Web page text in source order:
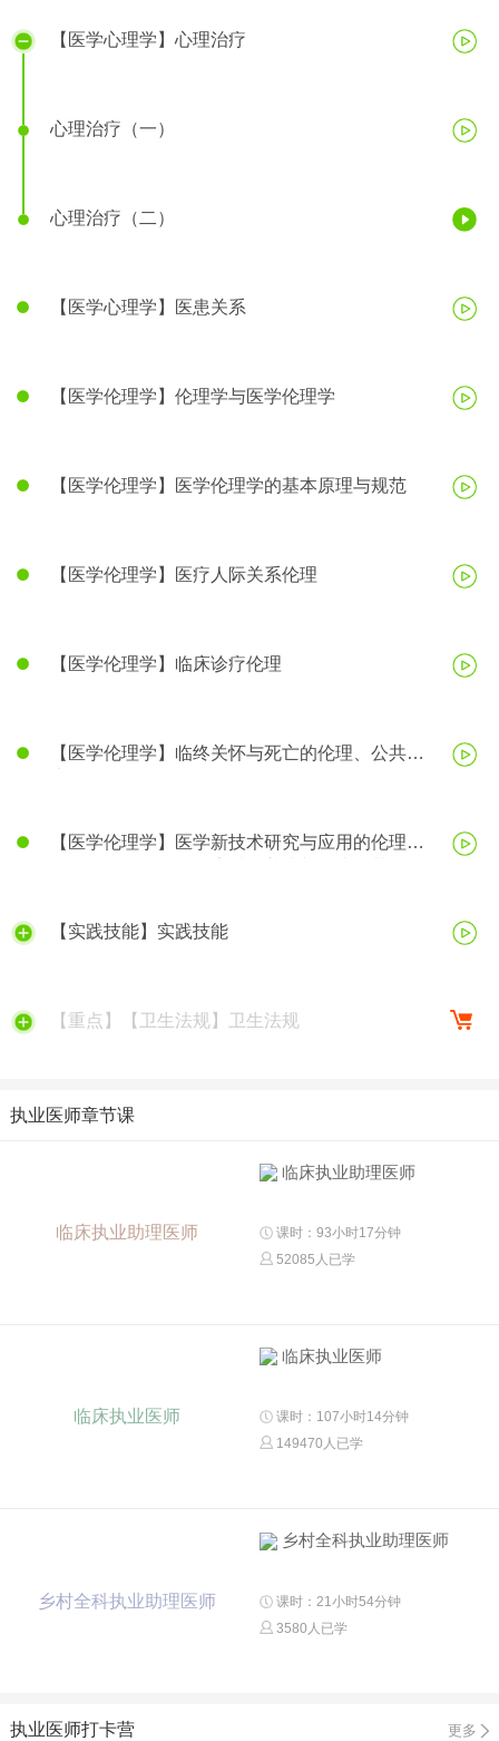
【医学心理学】心理治疗
心理治疗（一）
心理治疗（二）
【医学心理学】医患关系
【医学伦理学】伦理学与医学伦理学
【医学伦理学】医学伦理学的基本原理与规范
【医学伦理学】医疗人际关系伦理
【医学伦理学】临床诊疗伦理
【医学伦理学】临终关怀与死亡的伦理、公共卫
【医学伦理学】医学新技术研究与应用的伦理、
【实践技能】实践技能
【重点】【卫生法规】卫生法规
执业医师章节课
临床执业助理医师
临床执业助理医师
课时：93小时17分钟
52085人已学
临床执业医师
临床执业医师
课时：107小时14分钟
149470人已学
乡村全科执业助理医师
乡村全科执业助理医师
课时：21小时54分钟
3580人已学
执业医师打卡营 更多